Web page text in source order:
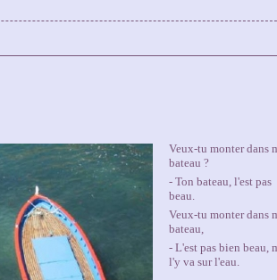
Veux-tu monter dans
bateau ?
- Ton bateau, l'est pas
beau.
Veux-tu monter dans
bateau,
- L'est pas bien beau,
l'y va sur l'eau.